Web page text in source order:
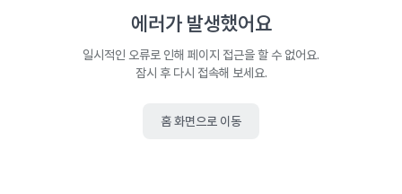
에러가 발생했어요
일시적인 오류로 인해 페이지 접근을 할 수 없어요.
잠시 후 다시 접속해 보세요.
홈 화면으로 이동